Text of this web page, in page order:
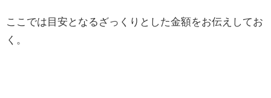
ここでは目安となるざっくりとした金額をお伝えしてお
く。